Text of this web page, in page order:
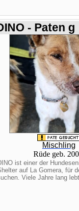
- Paten g
Mischling
Rüde geb.
ist einer der
auf La Gomera, für
Viele Jahre lang